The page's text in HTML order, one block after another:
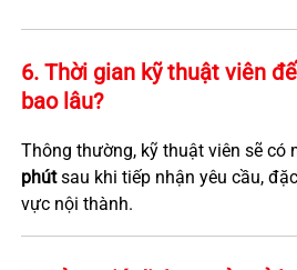
6. Thời gian kỹ thuật viên
bao lâu?
Thông thường, kỹ thuật viên sẽ có
phútsau khi tiếp nhận yêu cầu,
vực nội thành.